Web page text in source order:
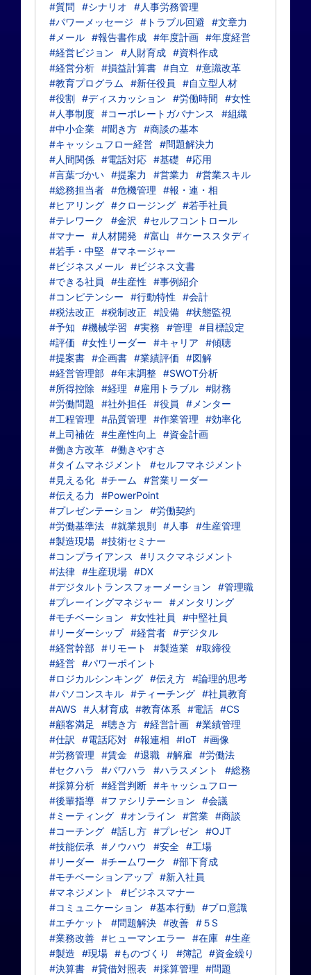
#質問
#シナリオ
#人事労務管理
#パワーメッセージ
#トラブル回避
#文章力
#メール #報告書作成 #年度計画 #年度経営
#経営ビジョン
#人財育成 #資料作成
#経営分析 #損益計算書 #自立
#意識改革
#教育プログラム
#新任役員
#自立型人材
#役割 #ディスカッション #労働時間
#女性
#人事制度 #コーポレートガバナンス
#組織
#中小企業 #聞き方 #商談の基本
#キャッシュフロー経営 #問題解決力
#人間関係 #電話対応 #基礎
#応用
#言葉づかい #提案力 #営業力
#営業スキル
#総務担当者 #危機管理
#報・連・相
#ヒアリング #クロージング #若手社員
#テレワーク
#金沢
#セルフコントロール
#マナー
#人材開発 #富山
#ケーススタディ
#若手・中堅 #マネージャー
#ビジネスメール #ビジネス文書
#できる社員
#生産性
#事例紹介
#コンピテンシー
#行動特性
#会計
#税法改正
#税制改正 #設備 #状態監視
#予知
#機械学習 #実務 #管理
#目標設定
#評価
#女性リーダー #キャリア
#傾聴
#提案書 #企画書 #業績評価
#図解
#経営管理部 #年末調整 #SWOT分析
#所得控除
#経理 #雇用トラブル #財務
#労働問題
#社外担任 #役員
#メンター
#工程管理
#品質管理 #作業管理
#効率化
#上司補佐 #生産性向上
#資金計画
#働き方改革 #働きやすさ
#タイムマネジメント
#セルフマネジメント
#見える化 #チーム
#営業リーダー
#伝える力
#PowerPoint
#プレゼンテーション
#労働契約
#労働基準法 #就業規則 #人事 #生産管理
#製造現場 #技術セミナー
#コンプライアンス
#リスクマネジメント
#法律 #生産現場 #DX
#デジタルトランスフォーメーション
#管理職
#プレーイングマネジャー
#メンタリング
#モチベーション
#女性社員
#中堅社員
#リーダーシップ #経営者 #デジタル
#経営幹部 #リモート #製造業 #取締役
#経営 #パワーポイント
#ロジカルシンキング #伝え方 #論理的思考
#パソコンスキル #ティーチング #社員教育
#AWS
#人材育成 #教育体系 #電話 #CS
#顧客満足
#聴き方 #経営計画 #業績管理
#仕訳
#電話応対 #報連相 #IoT #画像
#労務管理
#賃金 #退職 #解雇
#労働法
#セクハラ
#パワハラ #ハラスメント
#総務
#採算分析 #経営判断 #キャッシュフロー
#後輩指導 #ファシリテーション
#会議
#ミーティング #オンライン #営業 #商談
#コーチング #話し方 #プレゼン
#OJT
#技能伝承
#ノウハウ #安全 #工場
#リーダー
#チームワーク
#部下育成
#モチベーションアップ #新入社員
#マネジメント
#ビジネスマナー
#コミュニケーション
#基本行動
#プロ意識
#エチケット
#問題解決 #改善 #５S
#業務改善 #ヒューマンエラー #在庫 #生産
#製造
#現場 #ものづくり #簿記 #資金繰り
#決算書 #貸借対照表 #採算管理
#問題